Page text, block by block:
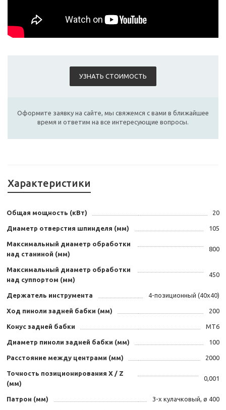
УЗНАТЬ СТОИМОСТЬ
Оформите заявку на сайте, мы свяжемся с вами в ближайшее
время и ответим на все интересующие вопросы.
Характеристики
Общая мощность (кВт) 20
Диаметр отверстия шпинделя (мм) 105
Максимальный диаметр обработки
над станиной (мм)
800
Максимальный диаметр обработки
над суппортом (мм)
450
Держатель инструмента 4-позиционный (40х40)
Ход пиноли задней бабки (мм) 200
Конус задней бабки МТ6
Диаметр пиноли задней бабки (мм) 100
Расстояние между центрами (мм) 2000
Точность позиционирования Х / Z
(мм)
0,001
Патрон (мм) 3-х кулачковый, ø 400